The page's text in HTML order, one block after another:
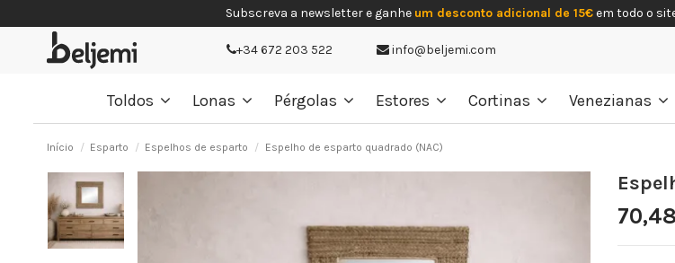
Subscreva a newsletter e ganhe um desconto adicional de 15€em todo o
+34 672 203 522 info@beljemi.com
Toldos Lonas Pérgolas Estores Cortinas Venezianas
Início Esparto Espelhos de esparto Espelho de esparto quadrado (NAC)